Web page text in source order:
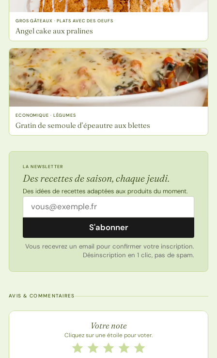
GROS GÂTEAUX · PLATS AVEC DES OEUFS
Angel cake aux pralines
ECONOMIQUE · LÉGUMES
Gratin de semoule d’épeautre aux blettes
LA NEWSLETTER
Des recettes de saison, chaque jeudi.
Des idées de recettes adaptées aux produits du moment.
Adresse email
S'abonner
Vous recevrez un email pour confirmer votre inscription.
Désinscription en 1 clic, pas de spam.
AVIS & COMMENTAIRES
Note de la recette
Votre note
Cliquez sur une étoile pour voter.
Notez cette recette de 1 à 5 étoiles
5 étoiles
4 étoiles
3 étoiles
2 étoiles
1 étoile